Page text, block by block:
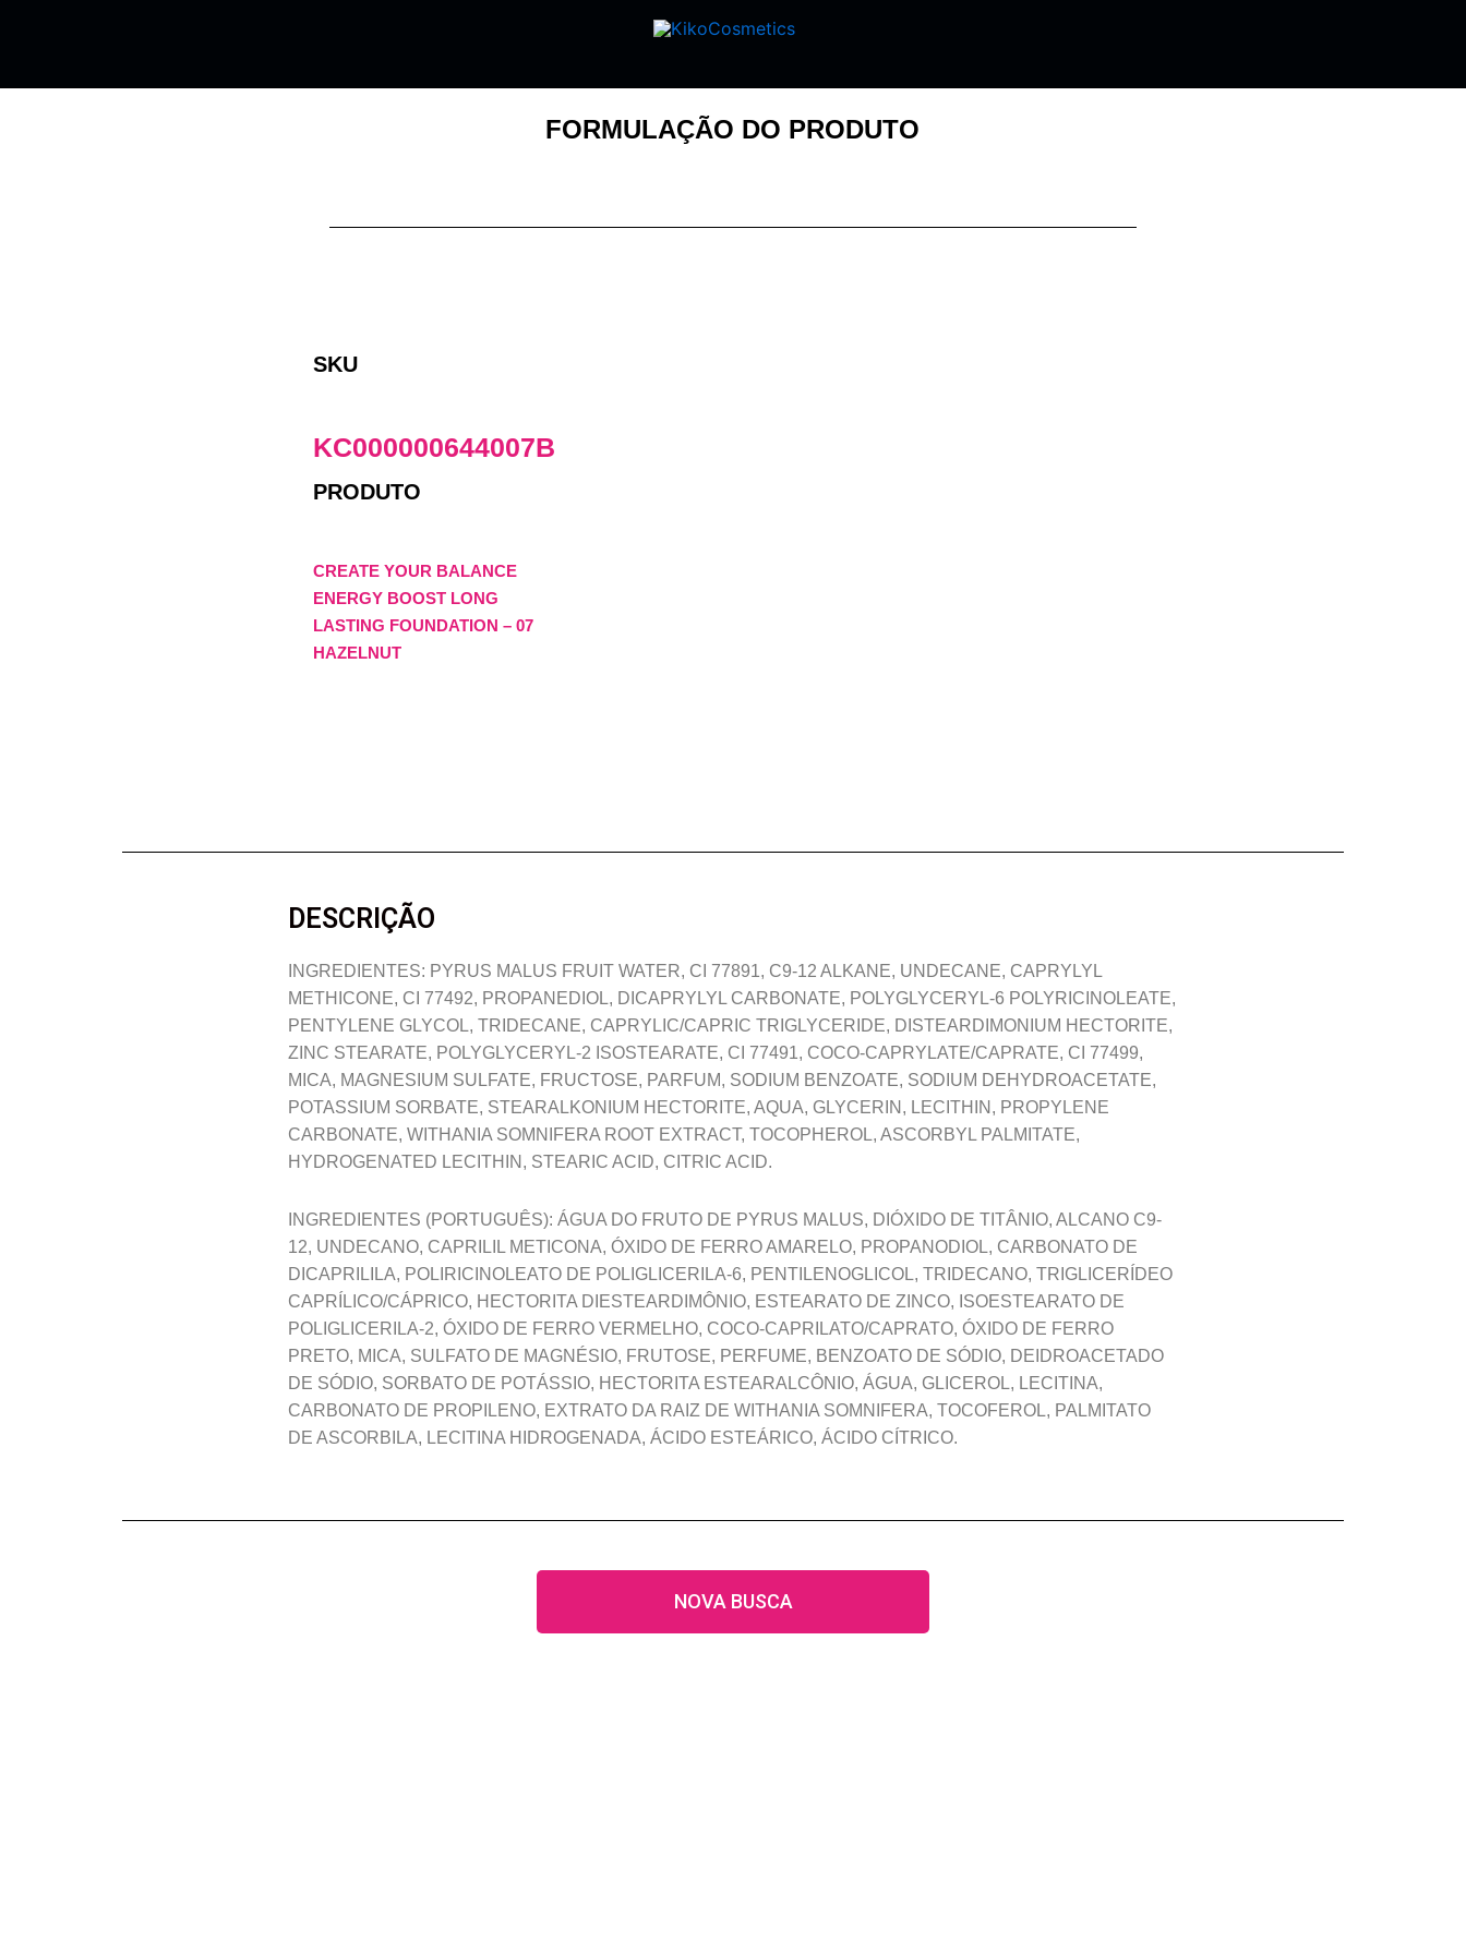
FORMULAÇÃO DO PRODUTO
SKU
KC000000644007B
PRODUTO
CREATE YOUR BALANCE
ENERGY BOOST LONG
LASTING FOUNDATION – 07
HAZELNUT
DESCRIÇÃO
INGREDIENTES: PYRUS MALUS FRUIT WATER, CI 77891, C9-12 ALKANE, UNDECANE, CAPRYLYL
METHICONE, CI 77492, PROPANEDIOL, DICAPRYLYL CARBONATE, POLYGLYCERYL-6 POLYRICINOLEATE,
PENTYLENE GLYCOL, TRIDECANE, CAPRYLIC/CAPRIC TRIGLYCERIDE, DISTEARDIMONIUM HECTORITE,
ZINC STEARATE, POLYGLYCERYL-2 ISOSTEARATE, CI 77491, COCO-CAPRYLATE/CAPRATE, CI 77499,
MICA, MAGNESIUM SULFATE, FRUCTOSE, PARFUM, SODIUM BENZOATE, SODIUM DEHYDROACETATE,
POTASSIUM SORBATE, STEARALKONIUM HECTORITE, AQUA, GLYCERIN, LECITHIN, PROPYLENE
CARBONATE, WITHANIA SOMNIFERA ROOT EXTRACT, TOCOPHEROL, ASCORBYL PALMITATE,
HYDROGENATED LECITHIN, STEARIC ACID, CITRIC ACID.
INGREDIENTES (PORTUGUÊS): ÁGUA DO FRUTO DE PYRUS MALUS, DIÓXIDO DE TITÂNIO, ALCANO C9-
12, UNDECANO, CAPRILIL METICONA, ÓXIDO DE FERRO AMARELO, PROPANODIOL, CARBONATO DE
DICAPRILILA, POLIRICINOLEATO DE POLIGLICERILA-6, PENTILENOGLICOL, TRIDECANO, TRIGLICERÍDEO
CAPRÍLICO/CÁPRICO, HECTORITA DIESTEARDIMÔNIO, ESTEARATO DE ZINCO, ISOESTEARATO DE
POLIGLICERILA-2, ÓXIDO DE FERRO VERMELHO, COCO-CAPRILATO/CAPRATO, ÓXIDO DE FERRO
PRETO, MICA, SULFATO DE MAGNÉSIO, FRUTOSE, PERFUME, BENZOATO DE SÓDIO, DEIDROACETADO
DE SÓDIO, SORBATO DE POTÁSSIO, HECTORITA ESTEARALCÔNIO, ÁGUA, GLICEROL, LECITINA,
CARBONATO DE PROPILENO, EXTRATO DA RAIZ DE WITHANIA SOMNIFERA, TOCOFEROL, PALMITATO
DE ASCORBILA, LECITINA HIDROGENADA, ÁCIDO ESTEÁRICO, ÁCIDO CÍTRICO.
NOVA BUSCA